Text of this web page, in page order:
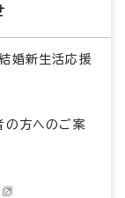
婚新生活応援
の方へのご案